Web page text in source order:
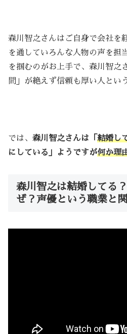
森川智之さんはご自身で会社を
を通していろんな人物の声を担
を掴むのがお上手で、森川智之
間」が絶えず信頼も厚い人とい
では、 森川智之さんは「 結婚し
にしている」ようですが何か理
森川智之は結婚してる
ぜ？声優という職業と